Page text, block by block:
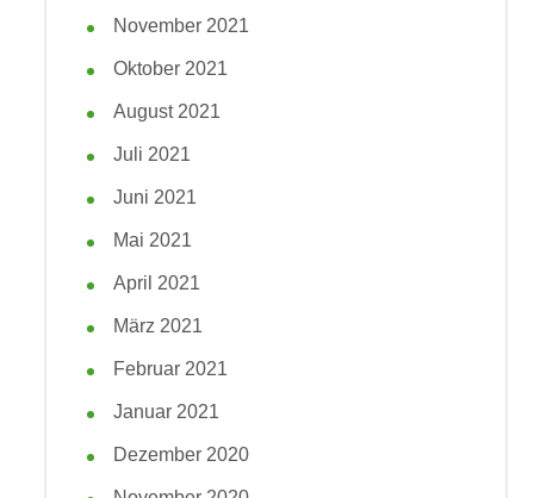
November 2021
Oktober 2021
August 2021
Juli 2021
Juni 2021
Mai 2021
April 2021
März 2021
Februar 2021
Januar 2021
Dezember 2020